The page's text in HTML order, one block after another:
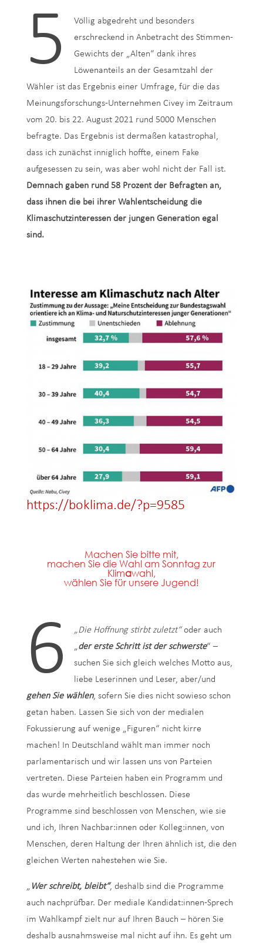
5
Völlig abgedreht und besonders
erschreckend in Anbetracht des Stimmen-
Gewichts der „Alten“ dank ihres
Löwenanteils an der Gesamtzahl der
Wähler ist das Ergebnis einer Umfrage, für die das
Meinungsforschungs-Unternehmen Civey im Zeitraum
vom 20. bis 22. August 2021 rund 5000 Menschen
befragte. Das Ergebnis ist dermaßen katastrophal,
dass ich zunächst inniglich hoffte, einem Fake
aufgesessen zu sein, was aber wohl nicht der Fall ist.
Demnach gaben rund 58 Prozent der Befragten an,
dass ihnen die bei ihrer Wahlentscheidung die
Klimaschutzinteressen der jungen Generation egal
sind.
https://boklima.de/?p=9585
Machen Sie bitte mit,
machen Sie die Wahl am Sonntag zur
Klimawahl,
wählen Sie für unsere Jugend!
6 „Die Hoffnung stirbt zuletzt“oder auch
„der erste Schritt ist der schwerste“ –
suchen Sie sich gleich welches Motto aus,
liebe Leserinnen und Leser, aber/und
gehen Sie wählen, sofern Sie dies nicht sowieso schon
getan haben. Lassen Sie sich von der medialen
Fokussierung auf wenige „Figuren“ nicht kirre
machen! In Deutschland wählt man immer noch
parlamentarisch und wir lassen uns von Parteien
vertreten. Diese Parteien haben ein Programm und
das wurde mehrheitlich beschlossen. Diese
Programme sind beschlossen von Menschen, wie sie
und ich, Ihren Nachbar:innen oder Kolleg:innen, von
Menschen, deren Haltung der Ihren ähnlich ist, die den
gleichen Werten nahestehen wie Sie.
„ Wer schreibt, bleibt“, deshalb sind die Programme
auch nachprüfbar. Der mediale Kandidat:innen-Sprech
im Wahlkampf zielt nur auf Ihren Bauch – hören Sie
deshalb ausnahmsweise mal nicht auf ihn. Es geht um